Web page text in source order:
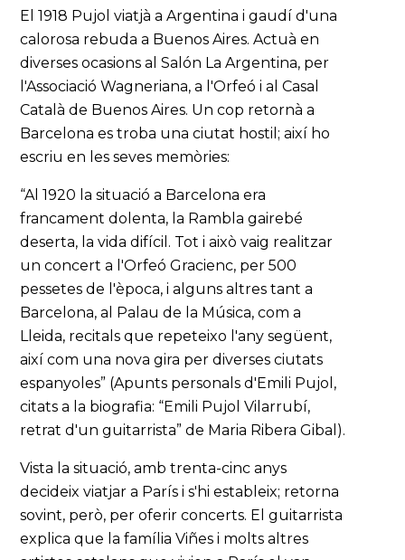
El 1918 Pujol viatjà a Argentina i gaudí d'una
calorosa rebuda a Buenos Aires. Actuà en
diverses ocasions al Salón La Argentina, per
l'Associació Wagneriana, a l'Orfeó i al Casal
Català de Buenos Aires. Un cop retornà a
Barcelona es troba una ciutat hostil; així ho
escriu en les seves memòries:
“Al 1920 la situació a Barcelona era
francament dolenta, la Rambla gairebé
deserta, la vida difícil. Tot i això vaig realitzar
un concert a l'Orfeó Gracienc, per 500
pessetes de l'època, i alguns altres tant a
Barcelona, al Palau de la Música, com a
Lleida, recitals que repeteixo l'any següent,
així com una nova gira per diverses ciutats
espanyoles” (Apunts personals d'Emili Pujol,
citats a la biografia: “Emili Pujol Vilarrubí,
retrat d'un guitarrista” de Maria Ribera Gibal).
Vista la situació, amb trenta-cinc anys
decideix viatjar a París i s'hi estableix; retorna
sovint, però, per oferir concerts. El guitarrista
explica que la família Viñes i molts altres